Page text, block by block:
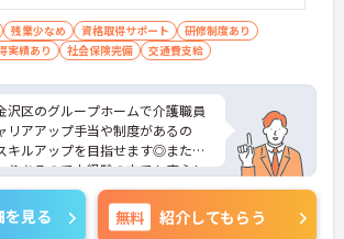
残業少なめ 資格取得サポート
研修制度あり
実績あり
社会保険完備 交通費支給
沢区のグループホームで介護職員
リアアップ手当や制度があるの
キルアップを目指せます◎また、
りあるので未経験の方でも安心し
とができます♪ご興味のある方
お伝えしますので、お気軽にご
を見る 無料 紹介してもらう